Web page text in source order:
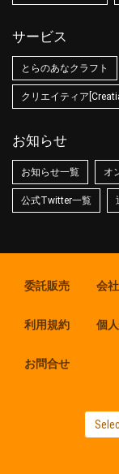
サービス
とらのあなクラフト
クリエイティア
お知らせ
お知らせ一覧 オ
公式Twitter一覧
委託販売 会
利用規約 個
お問合せ